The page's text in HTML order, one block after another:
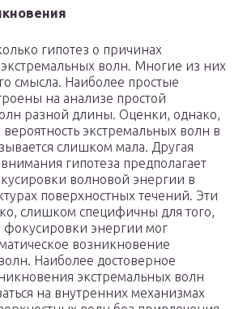
гипотез о причинах
волн. Многие из них
смысла. Наиболее простые
на анализе простой
разной длины. Оценки, однако,
экстремальных волн в
слишком мала. Другая
гипотеза предполагает
волновой энергии в
поверхностных течений. Эти
слишком специфичны для того,
энергии мог
возникновение
Наиболее достоверное
экстремальных волн
на внутренних механизмах